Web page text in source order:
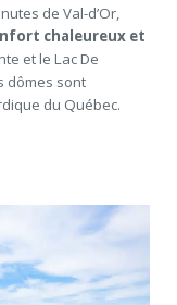
de Val-d’Or,
chaleureux et
et le Lac De
dômes sont
du Québec.